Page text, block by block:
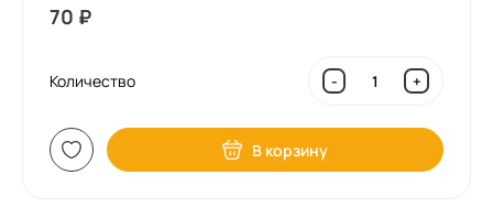
70 ₽
Количество - +
В корзину